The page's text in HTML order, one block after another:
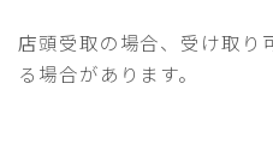
店頭受取の場合、受け取り
る場合があります。